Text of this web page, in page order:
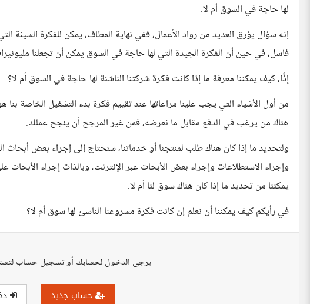
لها حاجة في السوق أم لا.
إنه سؤال يؤرق العديد من رواد الأعمال، ففي نهاية المطاف، يمكن للفكرة
فاشل، في حين أن الفكرة الجيدة التي لها حاجة في السوق يمكن أن تجعلنا
إذًا، كيف يمكننا معرفة ما إذا كانت فكرة شركتنا الناشئة لها حاجة في السوق أم لا؟
من أول الأشياء التي يجب علينا مراعاتها عند تقييم فكرة بدء التشغيل الخاصة بنا
هناك من يرغب في الدفع مقابل ما نعرضه، فمن غير المرجح أن ينجح عملك.
ولتحديد ما إذا كان هناك طلب لمنتجنا أو خدماتنا، سنحتاج إلى إجراء بعض
وإجراء الاستطلاعات وإجراء بعض الأبحاث عبر الإنترنت، وبالذات إجراء
يمكننا من تحديد ما إذا كان هناك سوق لنا أم لا.
في رأيكم كيف يمكننا أن نعلم إن كانت فكرة مشروعنا الناشئ لها سوق أم لا؟
يرجى الدخول لحسابك أو تسجيل حساب
حساب جديد